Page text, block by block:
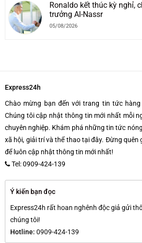
Ronaldo kết thúc kỳ nghỉ,
trưởng Al-Nassr
05/08/2026
Express24h
Chào mừng bạn đến với trang tin tức hàng
Chúng tôi cập nhật thông tin mới nhất mỗi
chuyên nghiệp. Khám phá những tin tức
xã hội, giải trí và thể thao tại đây. Đừng quên
để luôn cập nhật thông tin mới nhất!
Tel: 0909-424-139
Ý kiến bạn đọc
Express24h rất hoan nghênh độc giả gửi
chúng tôi!
Hotline: 0909-424-139